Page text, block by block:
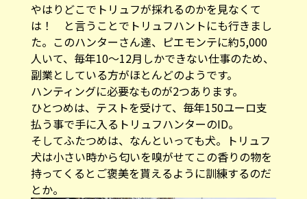
やはりどこでトリュフが採れるのかを見なくて
は！ と言うことでトリュフハントにも行きまし
た。このハンターさん達、ピエモンテに約5,000
人いて、毎年10～12月しかできない仕事のため、
副業としている方がほとんどのようです。
ハンティングに必要なものが2つあります。
ひとつめは、テストを受けて、毎年150ユーロ支
払う事で手に入るトリュフハンターのID。
そしてふたつめは、なんといっても犬。トリュフ
犬は小さい時から匂いを嗅がせてこの香りの物を
持ってくるとご褒美を貰えるように訓練するのだ
とか。